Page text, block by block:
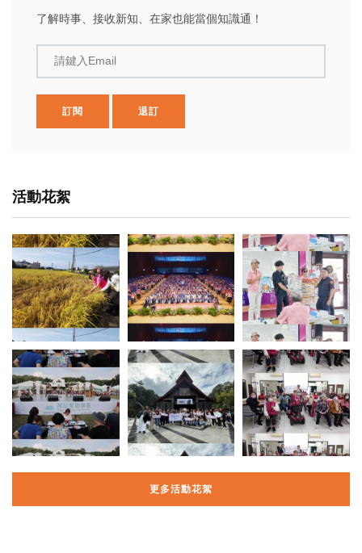
了解時事、接收新知、在家也能當個知識通！
請鍵入Email
訂閱 退訂
活動花絮
更多活動花絮